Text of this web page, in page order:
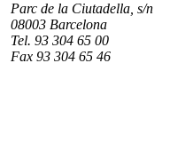
Parc de la Ciutadella, s/n
08003 Barcelona
Tel. 93 304 65 00
Fax 93 304 65 46